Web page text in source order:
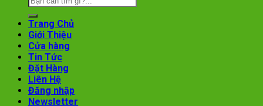
Trang Chủ
Giới Thiệu
Cửa hàng
Tin Tức
Đặt Hàng
Liên Hệ
Đăng nhập
Newsletter